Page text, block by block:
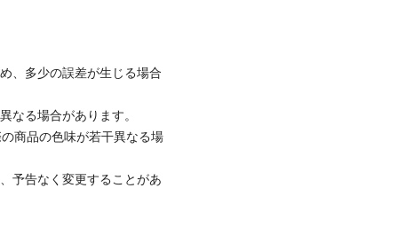
、多少の誤差が生じる場合
なる場合があります。
商品の色味が若干異なる場
予告なく変更することがあ